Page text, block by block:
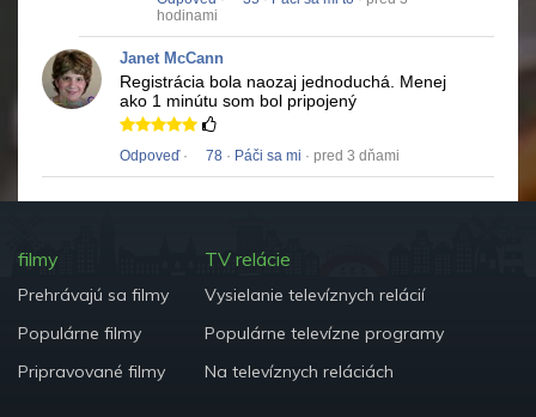
hodinami
Janet McCann
Registrácia bola naozaj jednoduchá. Menej
ako 1 minútu som bol pripojený
Odpoveď· 78 · Páči sa mi · pred 3 dňami
filmy
Prehrávajú sa filmy
Populárne filmy
Pripravované filmy
TV relácie
Vysielanie televíznych relácií
Populárne televízne programy
Na televíznych reláciách